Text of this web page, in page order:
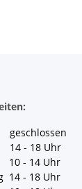
- 18 Uhr
- 14 Uhr
14 - 18 Uhr